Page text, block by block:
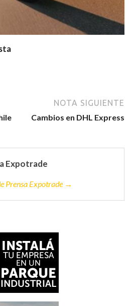
NOTA SIGUIENTE
Cambios en DHL Express
Expotrade
Prensa Expotrade →